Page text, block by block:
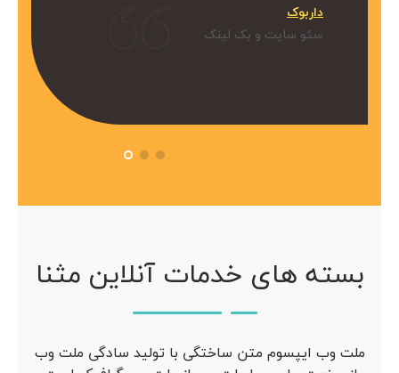
داربوک
سئو سایت و بک لینک
بسته های خدمات آنلاین مثنا
ملت وب ایپسوم متن ساختگی با تولید سادگی ملت وب